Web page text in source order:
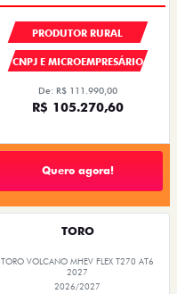
PRODUTOR RURAL
CNPJ E MICROEMPRESÁRIO
De: R$ 111.990,00
R$ 105.270,60
Quero agora!
TORO
TORO VOLCANO MHEV FLEX T270 AT6
2027
2026/2027